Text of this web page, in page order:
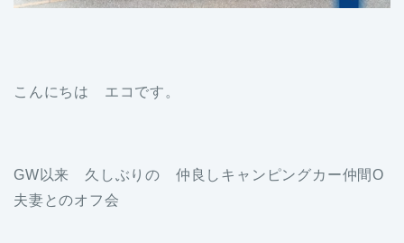
こんにちは エコです。
GW以来 久しぶりの 仲良しキャンピングカー仲間O
夫妻とのオフ会